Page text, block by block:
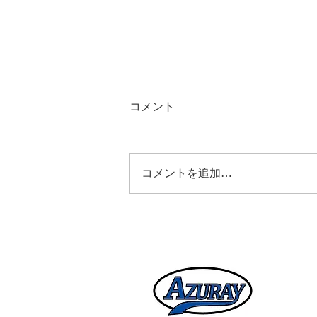
インドネシアトリップ
コメント
コメントを追加…